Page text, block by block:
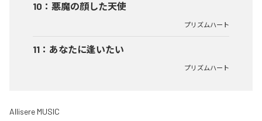
10 ： 悪魔の顔した天使
プリズムハート
11 ： あなたに逢いたい
プリズムハート
Allisere MUSIC